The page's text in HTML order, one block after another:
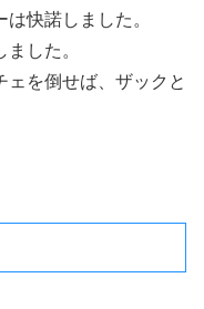
快諾しました。
した。
ェを倒せば、ザックと